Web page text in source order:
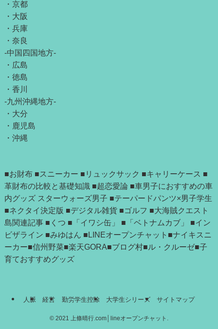
・ 京都
・ 大阪
・ 兵庫
・ 奈良
-中国四国地方-
・ 広島
・ 徳島
・ 香川
-九州沖縄地方-
・ 大分
・ 鹿児島
・ 沖縄
■お財布 ■スニーカー ■リュックサック ■キャリーケース ■
革財布の比較と基礎知識 ■超恋愛論 ■車男子におすすめの車
内グッズ スターウォーズ男子 ■テーパードパンツ×男子学生
■ネクタイ決定版 ■デジタル雑貨 ■ゴルフ ■大海賊クエスト
島関連記事■ くつ ■「イワシ缶」 ■ 「ベトナムカブ」 ■イン
ビザライン ■みゆはん ■LINEオープンチャット ■ナイキスニ
ーカー■信州野菜■楽天GORA■ブログ村■ル・クルーゼ■子
育ておすすめグッズ
人脈 経営 勤労学生控除 大学生シリーズ サイトマップ
© 2021 上條晴行.com│lineオープンチャット.